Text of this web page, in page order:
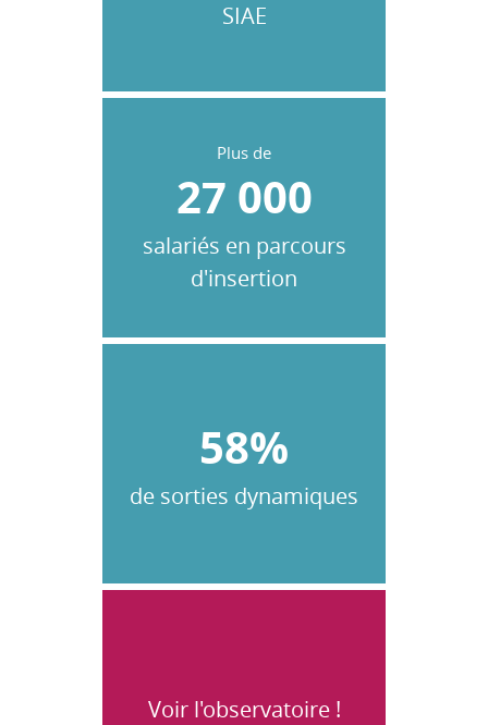
SIAE
Plus de
27 000
salariés en parcours
d'insertion
58%
de sorties dynamiques
Voir l'observatoire !